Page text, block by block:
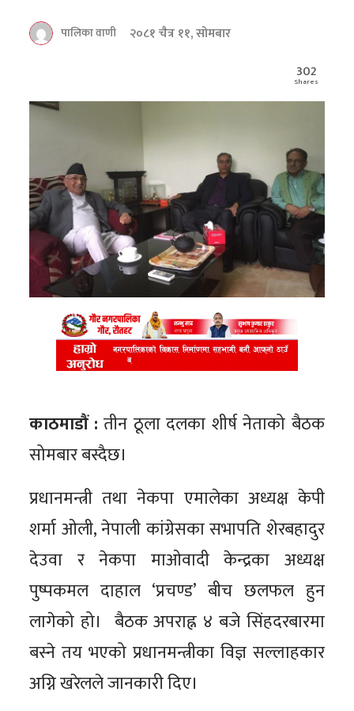
पालिका वाणी
२०८१ चैत्र ११, सोमबार
302
Shares
काठमाडौं :तीन ठूला दलका शीर्ष नेताको बैठक
सोमबार बस्दैछ।
प्रधानमन्त्री तथा नेकपा एमालेका अध्यक्ष केपी
शर्मा ओली, नेपाली कांग्रेसका सभापति शेरबहादुर
देउवा र नेकपा माओवादी केन्द्रका अध्यक्ष
पुष्पकमल दाहाल ‘प्रचण्ड’ बीच छलफल हुन
लागेको हो। बैठक अपराह्न ४ बजे सिंहदरबारमा
बस्ने तय भएको प्रधानमन्त्रीका विज्ञ सल्लाहकार
अग्नि खरेलले जानकारी दिए।